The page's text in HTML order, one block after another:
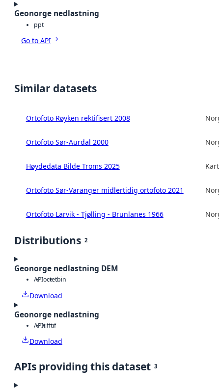
Geonorge nedlastning
ppt
Go to API
Similar datasets
Ortofoto Røyken rektifisert 2008
Ortofoto Sør-Aurdal 2000
Høydedata Bilde Troms 2025
Ortofoto Sør-Varanger midlertidig ortofoto 2021
Ortofoto Larvik - Tjølling - Brunlanes 1966
Distributions 2
Geonorge nedlastning DEM
APIoctetbin
Download
Geonorge nedlastning
APItifftif
Download
APIs providing this dataset 3